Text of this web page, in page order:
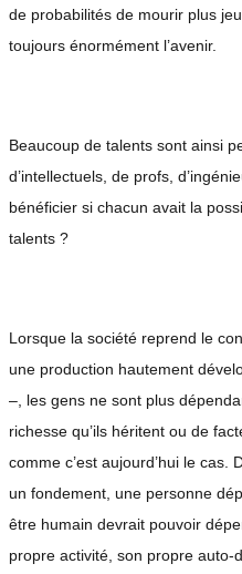
de probabilités de mourir plus
toujours énormément l’avenir.
Beaucoup de talents sont ainsi
d’intellectuels, de profs,
bénéficier si chacun avait la
talents ?
Lorsque la société reprend le
une production hautement
–, les gens ne sont plus
richesse qu’ils héritent ou de
comme c’est aujourd’hui le
un fondement, une personne
être humain devrait pouvoir
propre activité, son propre auto-